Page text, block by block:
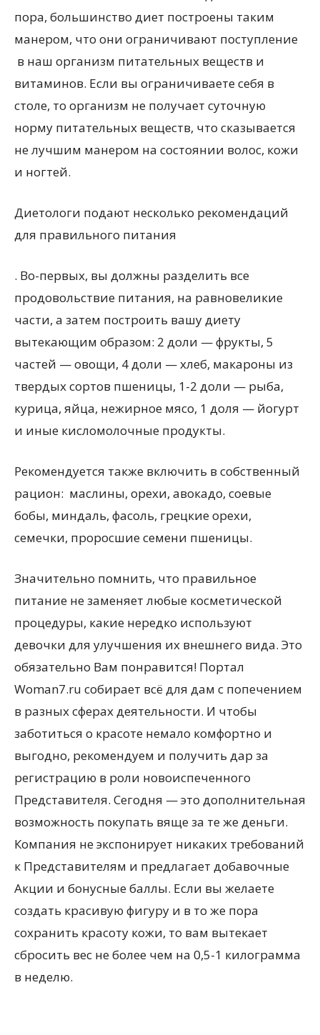
пора, большинство диет построены таким
манером, что они ограничивают поступление
в наш организм питательных веществ и
витаминов. Если вы ограничиваете себя в
столе, то организм не получает суточную
норму питательных веществ, что сказывается
не лучшим манером на состоянии волос, кожи
и ногтей.
Диетологи подают несколько рекомендаций
для правильного питания
. Во-первых, вы должны разделить все
продовольствие питания, на равновеликие
части, а затем построить вашу диету
вытекающим образом: 2 доли — фрукты, 5
частей — овощи, 4 доли — хлеб, макароны из
твердых сортов пшеницы, 1-2 доли — рыба,
курица, яйца, нежирное мясо, 1 доля — йогурт
и иные кисломолочные продукты.
Рекомендуется также включить в собственный
рацион: маслины, орехи, авокадо, соевые
бобы, миндаль, фасоль, грецкие орехи,
семечки, проросшие семени пшеницы.
Значительно помнить, что правильное
питание не заменяет любые косметической
процедуры, какие нередко используют
девочки для улучшения их внешнего вида. Это
обязательно Вам понравится! Портал
Woman7.ru собирает всё для дам с попечением
в разных сферах деятельности. И чтобы
заботиться о красоте немало комфортно и
выгодно, рекомендуем и получить дар за
регистрацию в роли новоиспеченного
Представителя. Сегодня — это дополнительная
возможность покупать вяще за те же деньги.
Компания не экспонирует никаких требований
к Представителям и предлагает добавочные
Акции и бонусные баллы. Если вы желаете
создать красивую фигуру и в то же пора
сохранить красоту кожи, то вам вытекает
сбросить вес не более чем на 0,5-1 килограмма
в неделю.